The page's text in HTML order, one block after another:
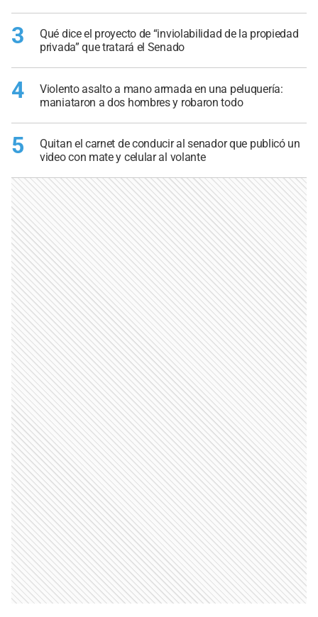
3
Qué dice el proyecto de “inviolabilidad de la propiedad
privada” que tratará el Senado
4
Violento asalto a mano armada en una peluquería:
maniataron a dos hombres y robaron todo
5
Quitan el carnet de conducir al senador que publicó un
video con mate y celular al volante